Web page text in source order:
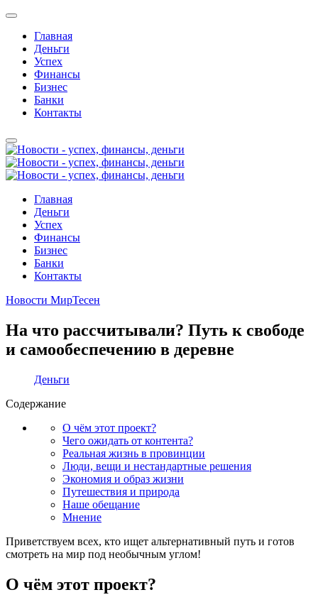
Главная
Деньги
Успех
Финансы
Бизнес
Банки
Контакты
Главная
Деньги
Успех
Финансы
Бизнес
Банки
Контакты
Новости МирТесен
На что рассчитывали? Путь к свободе
и самообеспечению в деревне
Деньги
Содержание
О чём этот проект?
Чего ожидать от контента?
Реальная жизнь в провинции
Люди, вещи и нестандартные решения
Экономия и образ жизни
Путешествия и природа
Наше обещание
Мнение
Приветствуем всех, кто ищет альтернативный путь и готов
смотреть на мир под необычным углом!
О чём этот проект?